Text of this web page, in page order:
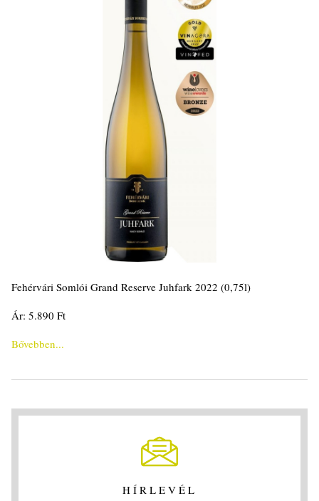
Fehérvári Somlói Grand Reserve Juhfark 2022 (0,75l)
Ár: 5.890 Ft
Bővebben...
HÍRLEVÉL